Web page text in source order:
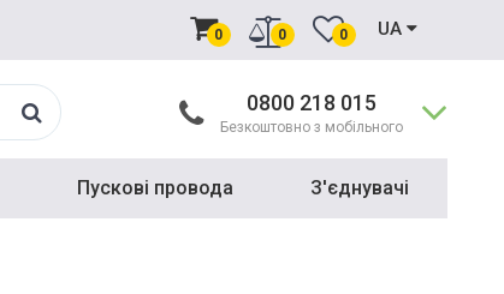
0 0 0 UA
0800 218 015
Безкоштовно з мобільного
Пускові провода З'єднувачі